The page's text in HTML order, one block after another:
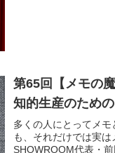
第65回【メモの
知的生産のため
多くの人にとってメ
も、それだけでは実は
SHOWROOM代表・